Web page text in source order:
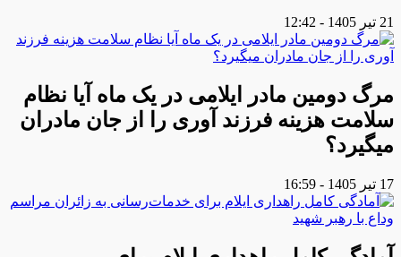
21 تیر 1405 - 12:42
مرگ دومین مادر ایلامی در یک ماه آیا نظام
سلامت هزینه فرزند آوری را از جان مادران
میگیرد؟
17 تیر 1405 - 16:59